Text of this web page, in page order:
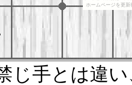
ホームページを更
じ手とは違